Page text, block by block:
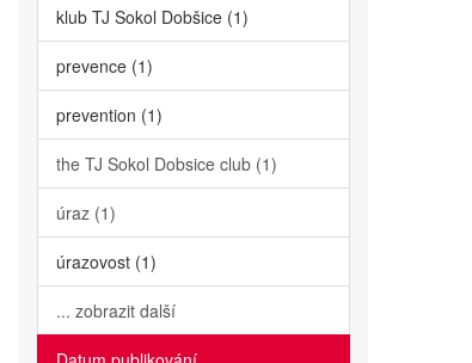
klub TJ Sokol Dobšice (1)
prevence (1)
prevention (1)
the TJ Sokol Dobsice club (1)
úraz (1)
úrazovost (1)
... zobrazit další